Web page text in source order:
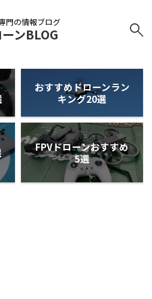
門の情報ブログ
ーンBLOG
おすすめドローンラン
キング20選
FPVドローンおすすめ
5選